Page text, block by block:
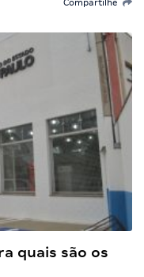
Compartilhe
quais são os